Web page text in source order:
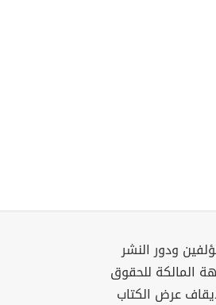
ودور النشر
المالكة للحقوق
عرض الكتاب